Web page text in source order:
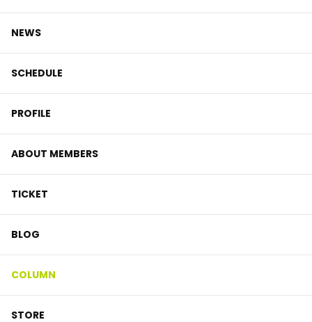
NEWS
SCHEDULE
PROFILE
ABOUT MEMBERS
TICKET
BLOG
COLUMN
STORE